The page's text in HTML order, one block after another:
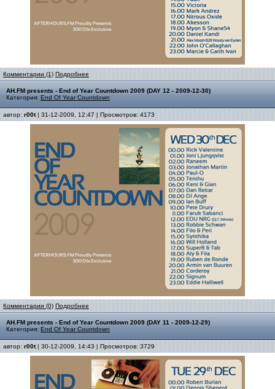
Комментарии (1) Подробнее
AH.FM presents - End of Year Countdown 2009 (DAY 12 - 2009-12-30)
Категория: End Of Year Countdown
автор: r00t| 31-12-2009, 12:47 | Просмотров: 4173
Комментарии (0) Подробнее
AH.FM presents - End of Year Countdown 2009 (DAY 11 - 2009-12-29)
Категория: End Of Year Countdown
автор: r00t| 30-12-2009, 14:43 | Просмотров: 3729